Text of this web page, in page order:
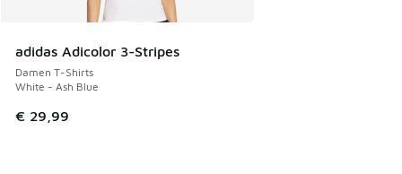
adidas Adicolor 3-Stripes
Damen T-Shirts
White - Ash Blue
€ 29,99